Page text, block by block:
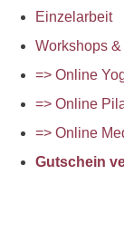
Einzelarbeit
Workshops
=> Online
=> Online
=> Online
Gutschein